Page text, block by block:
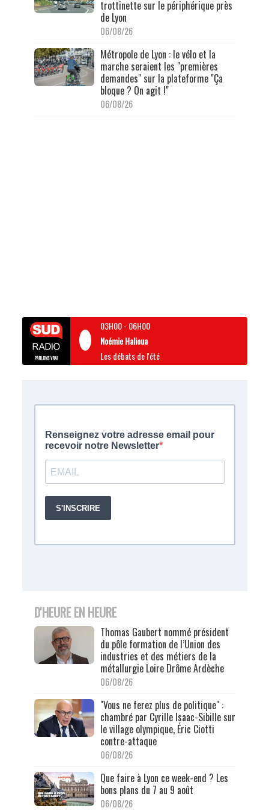
trottinette sur le périphérique près
de Lyon
06/08/26
Métropole de Lyon : le vélo et la
marche seraient les "premières
demandes" sur la plateforme "Ça
bloque ? On agit !"
06/08/26
03H00- 06H00
Noémie Halioua
Les débats de l'été
D'HEURE EN HEURE
Thomas Gaubert nommé président
du pôle formation de l’Union des
industries et des métiers de la
métallurgie Loire Drôme Ardèche
06/08/26
"Vous ne ferez plus de politique" :
chambré par Cyrille Isaac-Sibille sur
le village olympique, Éric Ciotti
contre-attaque
06/08/26
Que faire à Lyon ce week-end ? Les
bons plans du 7 au 9 août
06/08/26